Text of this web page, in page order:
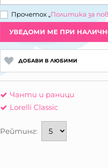
Прочетох „Политика за
УВЕДОМИ МЕ ПРИ
ДОБАВИ В ЛЮБИМИ
Чанти и раници
Lorelli Classic
Рейтинг: